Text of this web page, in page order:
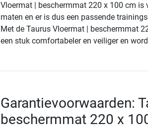
Vloermat | beschermmat 220 x 100 cm is
maten en er is dus een passende
Met de Taurus Vloermat | beschermmat
een stuk comfortabeler en veiliger en
Garantievoorwaarden:
beschermmat 220 x